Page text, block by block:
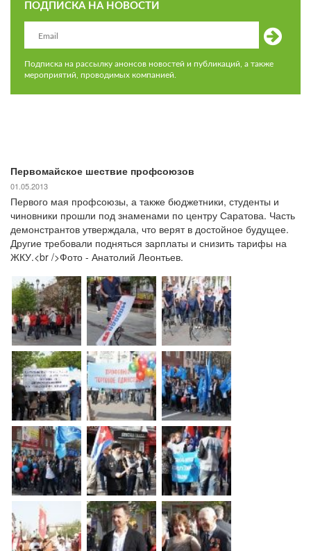
ПОДПИСКА НА НОВОСТИ
Подписка на рассылку анонсов новостей и публикаций, а также
мероприятий, проводимых компанией.
Первомайское шествие профсоюзов
01.05.2013
Первого мая профсоюзы, а также бюджетники, студенты и
чиновники прошли под знаменами по центру Саратова. Часть
демонстрантов утверждала, что верят в достойное будущее.
Другие требовали подняться зарплаты и снизить тарифы на
ЖКУ.<br />Фото - Анатолий Леонтьев.